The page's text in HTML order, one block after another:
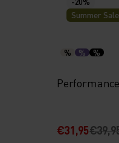
Summer Sale
% % %
€31,95